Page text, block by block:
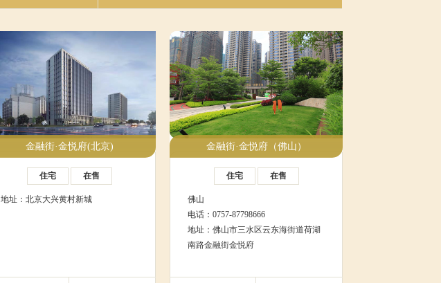
住宅 在售
地址：北京大兴黄村新城
金融街·金悦府(北京)
住宅 在售
佛山
电话：0757-87798666
地址：佛山市三水区云东海街道荷湖
南路金融街金悦府
金融街·金悦府（佛山）